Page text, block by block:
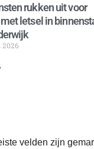
rukken uit voor
letsel in
2026
velden zijn